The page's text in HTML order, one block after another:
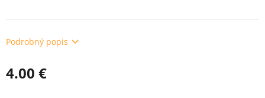
Podrobný popis
4.00 €